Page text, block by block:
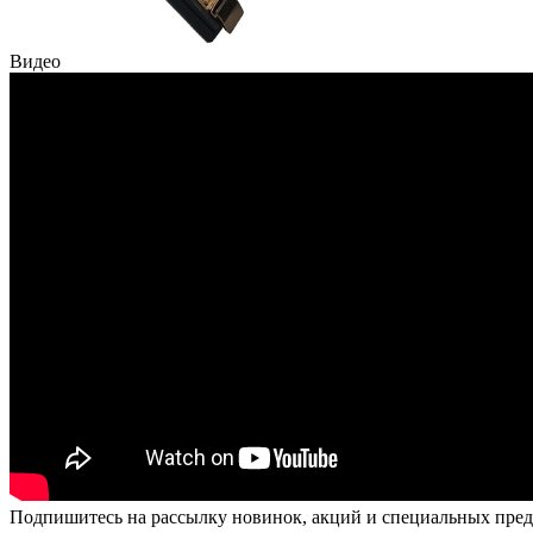
Видео
Подпишитесь на рассылку новинок, акций и специальных